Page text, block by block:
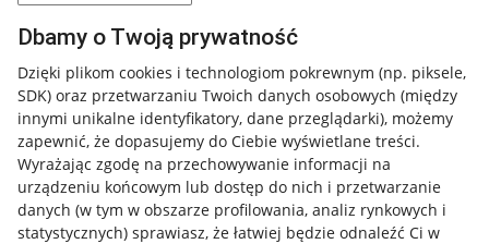
Dbamy o Twoją prywatność
Dzięki plikom cookies i technologiom pokrewnym (np. piksele,
SDK) oraz przetwarzaniu Twoich danych osobowych (między
innymi unikalne identyfikatory, dane przeglądarki), możemy
zapewnić, że dopasujemy do Ciebie wyświetlane treści.
Wyrażając zgodę na przechowywanie informacji na
urządzeniu końcowym lub dostęp do nich i przetwarzanie
danych (w tym w obszarze profilowania, analiz rynkowych i
statystycznych) sprawiasz, że łatwiej będzie odnaleźć Ci w